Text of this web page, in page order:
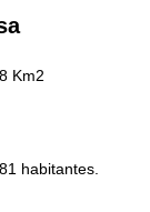
Km2
habitantes.